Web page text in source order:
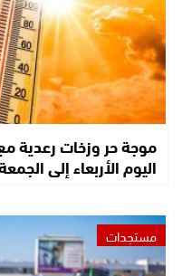
موجة حر وزخات رعدية
اليوم الأربعاء إلى
مستجدات